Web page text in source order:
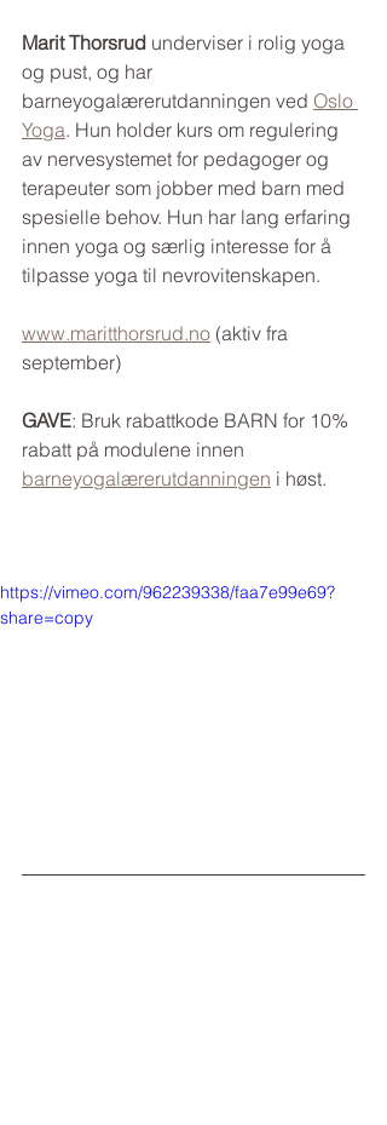
Marit Thorsrud underviser i rolig yoga
og pust, og har
barneyogalærerutdanningen ved Oslo
Yoga. Hun holder kurs om regulering
av nervesystemet for pedagoger og
terapeuter som jobber med barn med
spesielle behov. Hun har lang erfaring
innen yoga og særlig interesse for å
tilpasse yoga til nevrovitenskapen.
www.maritthorsrud.no (aktiv fra
september)
GAVE: Bruk rabattkode BARN for 10%
rabatt på modulene innen
barneyogalærerutdanningen i høst.
https://vimeo.com/962239338/faa7e99e69?
share=copy